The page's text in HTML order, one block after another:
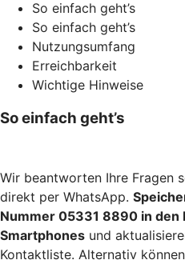
So einfach geht’s
So einfach geht’s
Nutzungsumfang
Erreichbarkeit
Wichtige Hinweise
So einfach geht’s
Wir beantworten Ihre Fragen
direkt per WhatsApp.
Nummer 05331 8890 in den
Smartphones und
Kontaktliste. Alternativ